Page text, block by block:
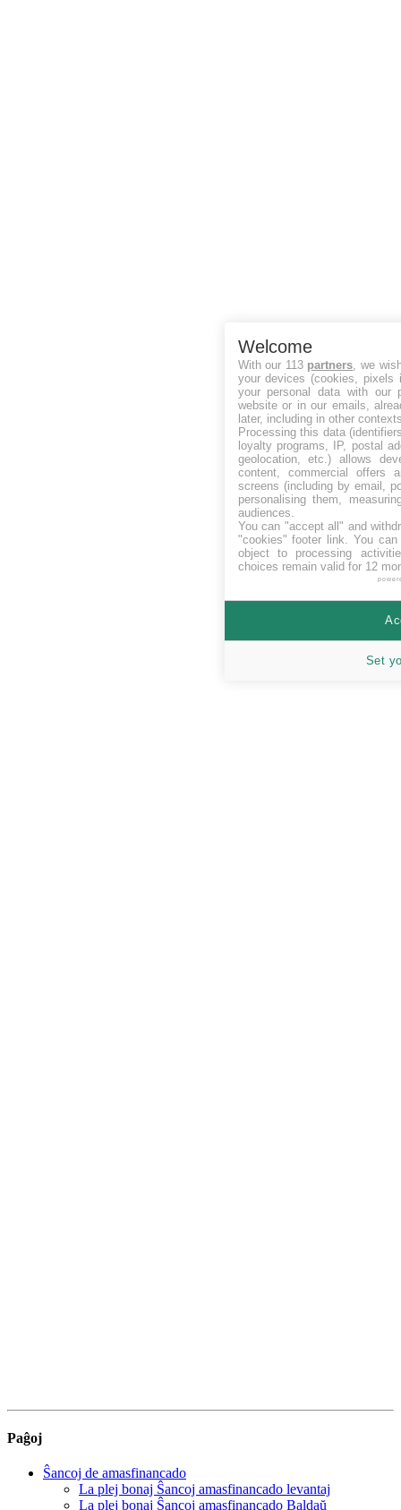
Paĝoj
Ŝancoj de amasfinancado
La plej bonaj Ŝancoj amasfinancado levantaj
La plej bonaj Ŝancoj amasfinancado Baldaŭ
Welcome
With our 113 partners , we
your devices (cookies, pixels
your personal data with our
website or in our emails,
later, including in other
Processing this data
loyalty programs, IP, postal
geolocation, etc.) allows
content, commercial offers
screens (including by email,
personalising them,
audiences.
You can "accept all" and
"cookies" footer link . You
object to processing
choices remain valid for 12
Set